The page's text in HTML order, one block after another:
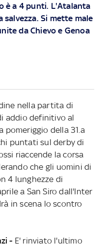
è a 4 punti. L'Atalanta
Si mette male
da Chievo e Genoa
nella partita di
addio definitivo al
pomeriggio della 31.a
puntati sul derby di
riaccende la corsa
che gli uomini di
4 lunghezze di
a San Siro dall'Inter
in scena lo scontro
- E' rinviato l'ultimo